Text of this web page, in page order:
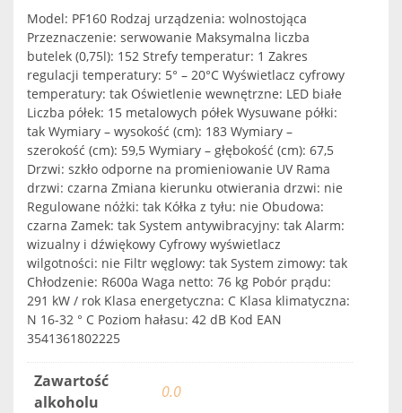
Model: PF160 Rodzaj urządzenia: wolnostojąca
Przeznaczenie: serwowanie Maksymalna liczba
butelek (0,75l): 152 Strefy temperatur: 1 Zakres
regulacji temperatury: 5° – 20°C Wyświetlacz cyfrowy
temperatury: tak Oświetlenie wewnętrzne: LED białe
Liczba półek: 15 metalowych półek Wysuwane półki:
tak Wymiary – wysokość (cm): 183 Wymiary –
szerokość (cm): 59,5 Wymiary – głębokość (cm): 67,5
Drzwi: szkło odporne na promieniowanie UV Rama
drzwi: czarna Zmiana kierunku otwierania drzwi: nie
Regulowane nóżki: tak Kółka z tyłu: nie Obudowa:
czarna Zamek: tak System antywibracyjny: tak Alarm:
wizualny i dźwiękowy Cyfrowy wyświetlacz
wilgotności: nie Filtr węglowy: tak System zimowy: tak
Chłodzenie: R600a Waga netto: 76 kg Pobór prądu:
291 kW / rok Klasa energetyczna: C Klasa klimatyczna:
N 16-32 ° C Poziom hałasu: 42 dB Kod EAN
3541361802225
Zawartość
alkoholu
0.0